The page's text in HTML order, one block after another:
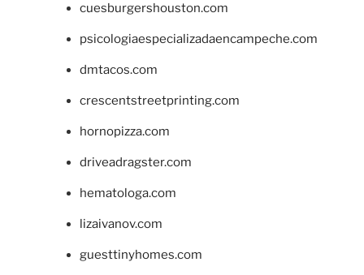
cuesburgershouston.com
psicologiaespecializadaencampeche.com
dmtacos.com
crescentstreetprinting.com
hornopizza.com
driveadragster.com
hematologa.com
lizaivanov.com
guesttinyhomes.com